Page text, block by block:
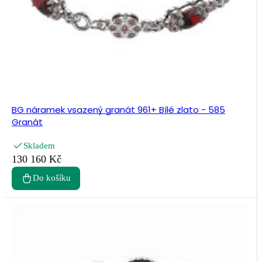
BG náramek vsazený granát 961+ Bílé zlato - 585
Granát
Skladem
130 160 Kč
Do košíku